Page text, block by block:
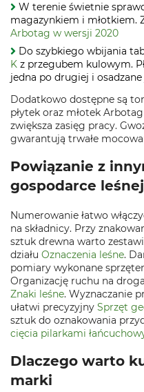
W terenie świetnie
magazynkiem i młotkiem.
Arbotag w wersji 2020
Do szybkiego wbijania
K z przegubem kulowym.
jedna po drugiej i
Dodatkowo dostępne są
płytek oraz młotek
zwiększa zasięg pracy.
gwarantują trwałe
Powiązanie z
gospodarce leśnej
Numerowanie łatwo
na składnicy. Przy
sztuk drewna warto
działu Oznaczenia leśne.
pomiary wykonane
Organizację ruchu na
Znaki leśne. Wyznaczanie
ułatwi precyzyjny Sprzęt
sztuk do oznakowania
cięcia pilarkami
Dlaczego warto
marki